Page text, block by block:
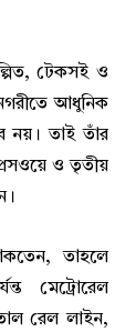
টেকসই ও
আধুনিক
নয়। তাই তাঁর
ও তৃতীয়
তাহলে
মেট্রোরেল
রেল লাইন,